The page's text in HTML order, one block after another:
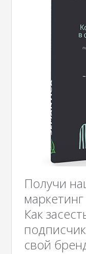
Получи
Как
свой